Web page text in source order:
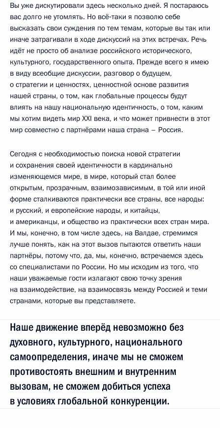
Вы уже дискутировали здесь несколько дней. Я постараюсь
вас долго не утомлять. Но всё‑таки я позволю себе
высказать свои суждения по тем темам, которые вы так или
иначе затрагивали в ходе дискуссий на этих встречах. Речь
идёт не просто об анализе российского исторического,
культурного, государственного опыта. Прежде всего я имею
в виду всеобщие дискуссии, разговор о будущем,
о стратегии и ценностях, ценностной основе развития
нашей страны, о том, как глобальные процессы будут
влиять на нашу национальную идентичность, о том, каким
мы хотим видеть мир XXI века, и что может привнести в этот
мир совместно с партнёрами наша страна – Россия.
Сегодня с необходимостью поиска новой стратегии
и сохранения своей идентичности в кардинально
изменяющемся мире, в мире, который стал более
открытым, прозрачным, взаимозависимым, в той или иной
форме сталкиваются практически все страны, все народы:
и русский, и европейские народы, и китайцы,
и американцы, и общество из практически всех стран мира.
И мы, конечно, в том числе здесь, на Валдае, стремимся
лучше понять, как на этот вызов пытаются ответить наши
партнёры, потому что, да, мы, конечно, встречаемся здесь
со специалистами по России. Но мы исходим из того, что
наши уважаемые гости излагают свою точку зрения
на взаимодействие, на взаимосвязь между Россией и теми
странами, которые вы представляете.
Наше движение вперёд невозможно без
духовного, культурного, национального
самоопределения, иначе мы не сможем
противостоять внешним и внутренним
вызовам, не сможем добиться успеха
в условиях глобальной конкуренции.